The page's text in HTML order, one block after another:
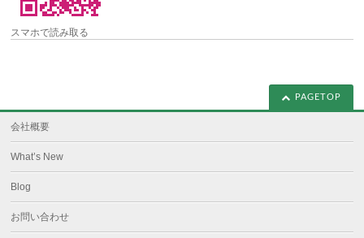
スマホで読み取る
PAGETOP
会社概要
What’s New
Blog
お問い合わせ